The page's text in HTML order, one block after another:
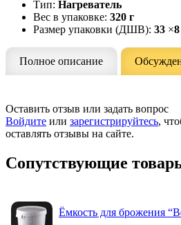
Тип: Нагреватель
Вес в упаковке: 320 г
Размер упаковки (ДШВ): 33 ×8
Полное описание
Оставить отзыв или задать вопрос
Войдите или зарегистрируйтесь,
оставлять отзывы на сайте.
Сопутствующие
Ёмкость для брожения